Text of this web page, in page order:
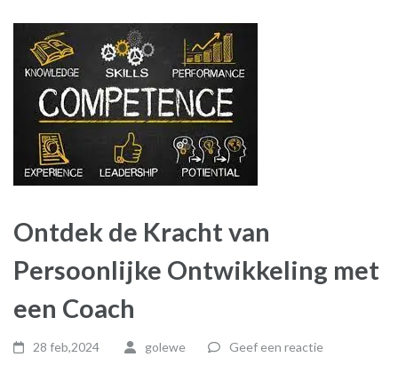
Ontdek de Kracht van
Persoonlijke Ontwikkeling met
een Coach
28 feb,2024 golewe Geef een reactie